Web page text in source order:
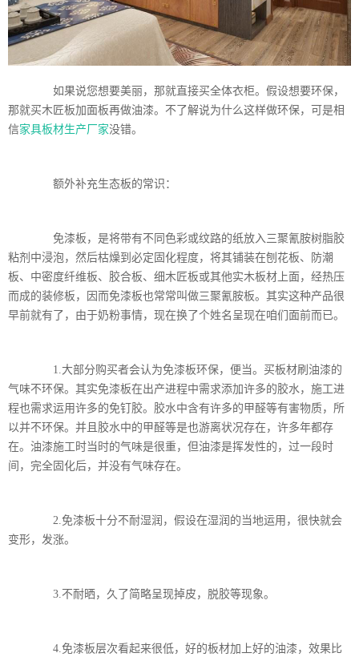
如果说您想要美丽，那就直接买全体衣柜。假设想要环保，
那就买木匠板加面板再做油漆。不了解说为什么这样做环保，可是相
信家具板材生产厂家没错。
额外补充生态板的常识：
免漆板，是将带有不同色彩或纹路的纸放入三聚氰胺树脂胶
粘剂中浸泡，然后枯燥到必定固化程度，将其铺装在刨花板、防潮
板、中密度纤维板、胶合板、细木匠板或其他实木板材上面，经热压
而成的装修板，因而免漆板也常常叫做三聚氰胺板。其实这种产品很
早前就有了，由于奶粉事情，现在换了个姓名呈现在咱们面前而已。
1.大部分购买者会认为免漆板环保，便当。买板材刷油漆的
气味不环保。其实免漆板在出产进程中需求添加许多的胶水，施工进
程也需求运用许多的免钉胶。胶水中含有许多的甲醛等有害物质，所
以并不环保。并且胶水中的甲醛等是也游离状况存在，许多年都存
在。油漆施工时当时的气味是很重，但油漆是挥发性的，过一段时
间，完全固化后，并没有气味存在。
2.免漆板十分不耐湿润，假设在湿润的当地运用，很快就会
变形，发涨。
3.不耐晒，久了简略呈现掉皮，脱胶等现象。
4.免漆板层次看起来很低，好的板材加上好的油漆，效果比